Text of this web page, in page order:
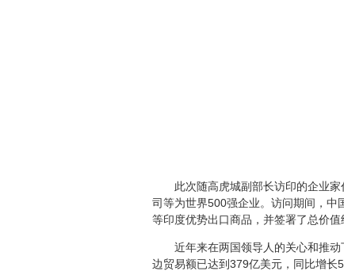
此次随高虎城副部长访印的企业家
司等为世界500强企业。访问期间，中
等印度优势出口商品，并签署了总价值
近年来在两国领导人的关心和推
边贸易额已达到379亿美元，同比增长